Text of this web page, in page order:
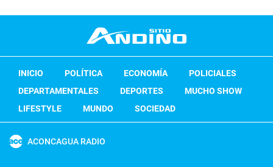
INICIO POLÍTICA ECONOMÍA
POLICIALES
DEPARTAMENTALES
DEPORTES
MUCHO SHOW
LIFESTYLE
MUNDO SOCIEDAD
ACONCAGUA RADIO